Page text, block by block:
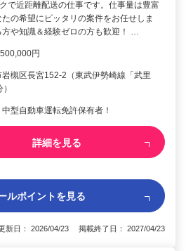
で近距離配送の仕事です。仕事量は豊富
の希望にピッタリの案件をお任せしま
方や知識＆経験ゼロの方も歓迎！ …
円
槻区長宮152-2（東武伊勢崎線「武里
型自動車運転免許保有者！
詳細を見る
ルポイントを見る
新日： 2026/04/23 掲載終了日： 2027/04/23